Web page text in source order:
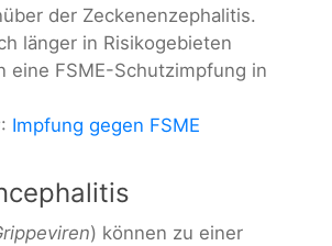
der Zeckenenzephalitis.
länger in Risikogebieten
eine FSME-Schutzimpfung in
: Impfung gegen FSME
) können zu einer